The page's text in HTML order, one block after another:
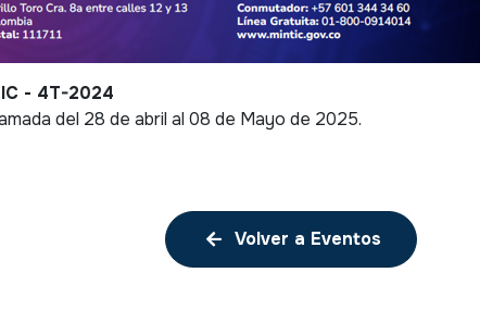
- 4T-2024
del 28 de abril al 08 de Mayo de 2025.
Volver a Eventos